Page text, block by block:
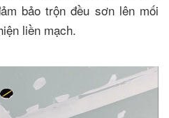
bảo trộn đều sơn lên mối
liền mạch.